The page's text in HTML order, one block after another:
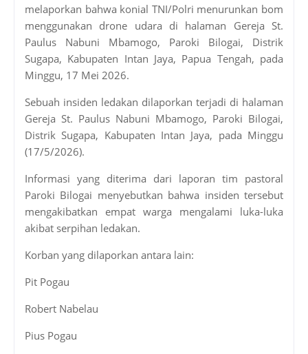
melaporkan bahwa konial TNI/Polri menurunkan bom
menggunakan drone udara di halaman Gereja St.
Paulus Nabuni Mbamogo, Paroki Bilogai, Distrik
Sugapa, Kabupaten Intan Jaya, Papua Tengah, pada
Minggu, 17 Mei 2026.
Sebuah insiden ledakan dilaporkan terjadi di halaman
Gereja St. Paulus Nabuni Mbamogo, Paroki Bilogai,
Distrik Sugapa, Kabupaten Intan Jaya, pada Minggu
(17/5/2026).
Informasi yang diterima dari laporan tim pastoral
Paroki Bilogai menyebutkan bahwa insiden tersebut
mengakibatkan empat warga mengalami luka-luka
akibat serpihan ledakan.
Korban yang dilaporkan antara lain:
Pit Pogau
Robert Nabelau
Pius Pogau